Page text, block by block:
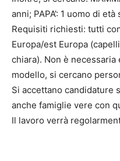
anni; PAPA’: 1 uomo di
Requisiti richiesti: tutti
Europa/est Europa
chiara). Non è
modello, si cercano
Si accettano candidature
anche famiglie vere con
Il lavoro verrà